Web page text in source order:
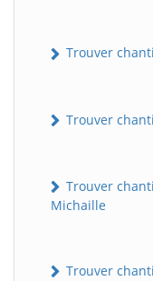
Trouver
Trouver
Trouver
Michaille
Trouver